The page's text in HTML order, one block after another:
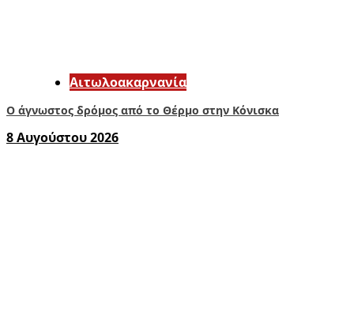
Αιτωλοακαρνανία
Ο άγνωστος δρόμος από το Θέρμο στην Κόνισκα
8 Αυγούστου 2026